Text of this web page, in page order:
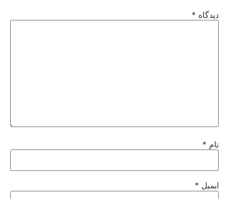
دیدگاه *
نام *
ایمیل *